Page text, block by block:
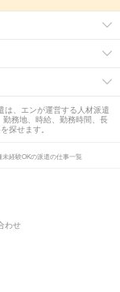
は、エンが運営する人材派遣
務地、時給、勤務時間、長
探せます。
経験OKの派遣の仕事一覧
わせ